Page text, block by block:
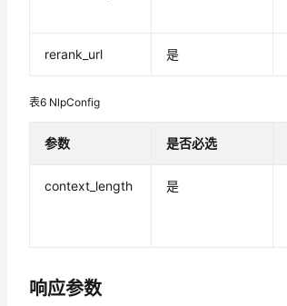
rerank_url 是
表6 NlpConfig
参数 是否必选
context_length 是
响应参数